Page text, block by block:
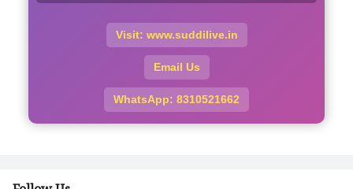
Visit: www.suddilive.in
Email Us
WhatsApp: 8310521662